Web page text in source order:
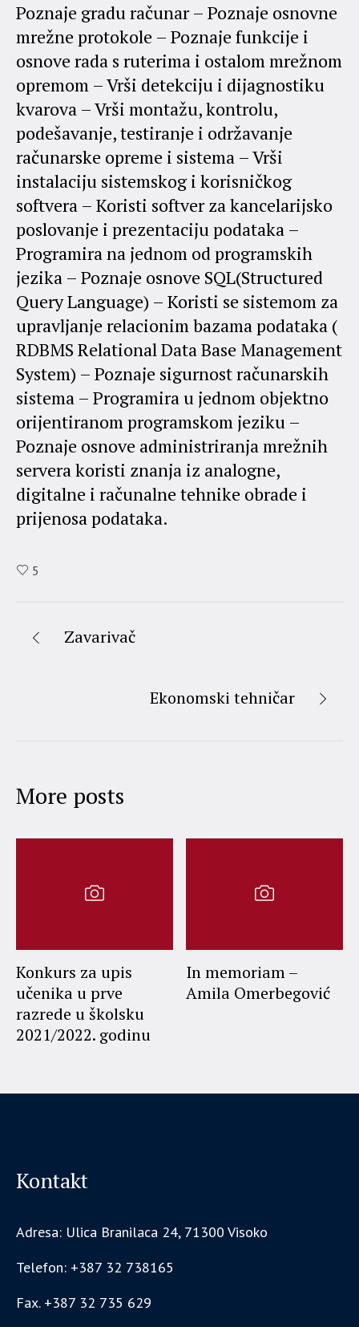
Poznaje gradu računar – Poznaje osnovne
mrežne protokole – Poznaje funkcije i
osnove rada s ruterima i ostalom mrežnom
opremom – Vrši detekciju i dijagnostiku
kvarova – Vrši montažu, kontrolu,
podešavanje, testiranje i održavanje
računarske opreme i sistema – Vrši
instalaciju sistemskog i korisničkog
softvera – Koristi softver za kancelarijsko
poslovanje i prezentaciju podataka –
Programira na jednom od programskih
jezika – Poznaje osnove SQL(Structured
Query Language) – Koristi se sistemom za
upravljanje relacionim bazama podataka (
RDBMS Relational Data Base Management
System) – Poznaje sigurnost računarskih
sistema – Programira u jednom objektno
orijentiranom programskom jeziku –
Poznaje osnove administriranja mrežnih
servera koristi znanja iz analogne,
digitalne i računalne tehnike obrade i
prijenosa podataka.
5
Zavarivač
Ekonomski tehničar
More posts
Konkurs za upis
učenika u prve
razrede u školsku
2021/2022. godinu
In memoriam –
Amila Omerbegović
Kontakt
Adresa: Ulica Branilaca 24, 71300 Visoko
Telefon: +387 32 738165
Fax. +387 32 735 629